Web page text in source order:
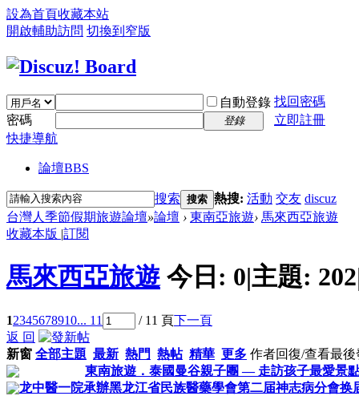
設為首頁收藏本站
開啟輔助訪問 切換到窄版
自動登錄 找回密碼
密碼
登錄
立即註冊
快捷導航
論壇BBS
搜索 搜索 熱搜: 活動 交友 discuz
台灣人季節假期旅遊論壇»論壇 › 東南亞旅遊› 馬來西亞旅遊
收藏本版 |訂閱
馬來西亞旅遊 今日: 0|主題: 202
12345678910... 11 / 11 頁下一頁
返 回
新窗 全部主題 最新 熱門 熱帖 精華 更多 作者回復/查看最後
東南旅遊．泰國曼谷親子團 — 走訪孩子最愛景
龙中醫一院承辦黑龙江省民族醫藥學會第二届神志病分會换